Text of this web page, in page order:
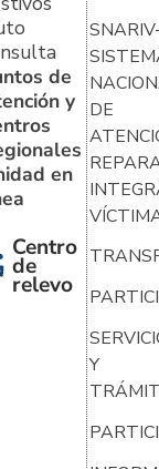
de
y
en
Centro
de
relevo
SNARIV-
DE
Y